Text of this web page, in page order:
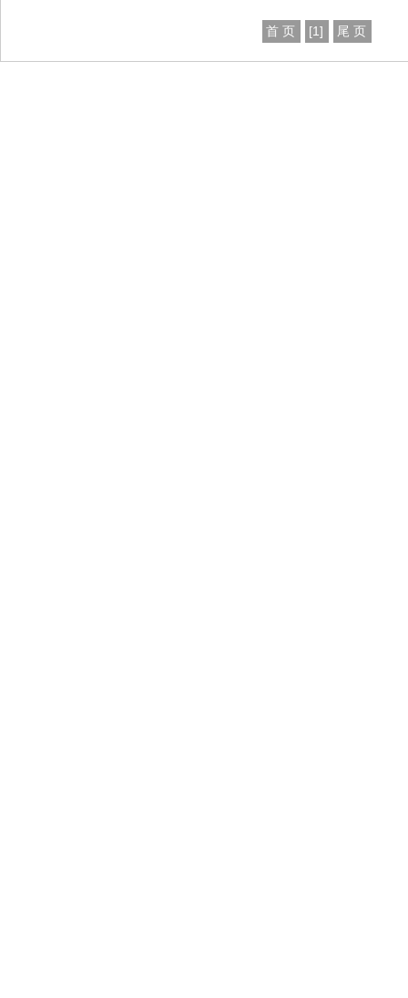
首 页 [1] 尾 页